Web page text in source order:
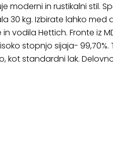
moderni in rustikalni stil.
30 kg. Izbirate lahko
vodila Hettich. Fronte iz
stopnjo sijaja-
kot standardni lak.